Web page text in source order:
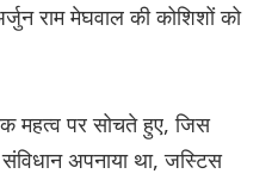
राम मेघवाल की कोशिशों को
महत्व पर सोचते हुए, जिस
अपनाया था, जस्टिस